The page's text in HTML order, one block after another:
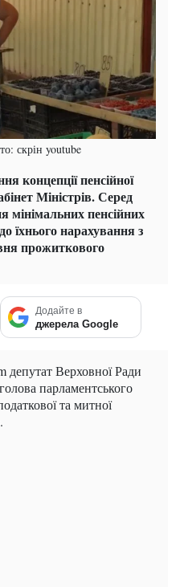
скрін youtube
концепції пенсійної
Міністрів. Серед
пенсійних
їхнього нарахування з
прожиткового
Додайте в
джерела Google
депутат Верховної Ради
парламентського
та митної